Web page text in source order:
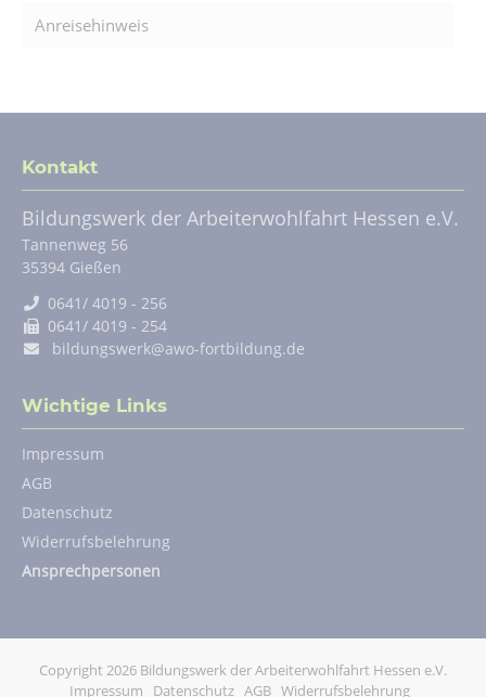
Anreisehinweis
Kontakt
Bildungswerk der Arbeiterwohlfahrt Hessen e.V.
Tannenweg 56
35394 Gießen
0641/ 4019 - 256
0641/ 4019 - 254
bildungswerk@awo-fortbildung.de
Wichtige Links
Navigation
überspringen
Impressum
AGB
Datenschutz
Widerrufsbelehrung
Ansprechpersonen
Copyright 2026 Bildungswerk der Arbeiterwohlfahrt Hessen e.V.
Navigation
Impressum Datenschutz AGB Widerrufsbelehrung